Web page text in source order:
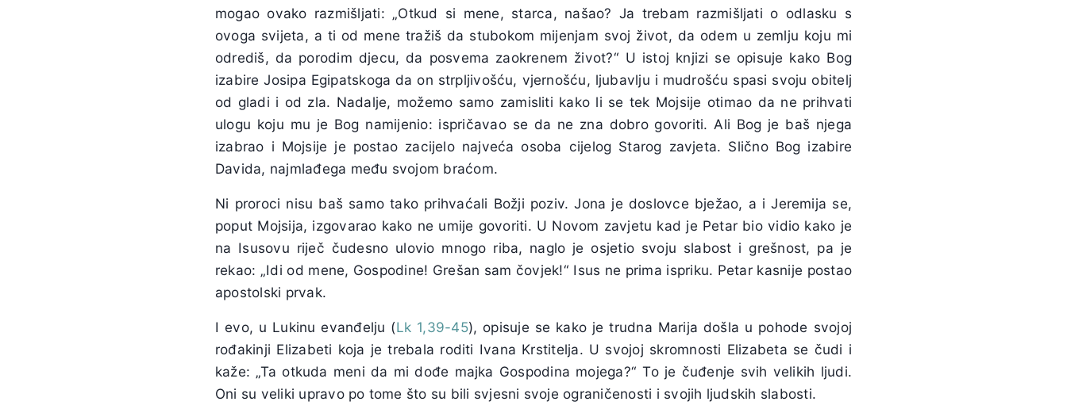
mogao ovako razmišljati: „Otkud si mene, starca, našao? Ja trebam razmišljati o odlasku s
ovoga svijeta, a ti od mene tražiš da stubokom mijenjam svoj život, da odem u zemlju koju mi
odrediš, da porodim djecu, da posvema zaokrenem život?“ U istoj knjizi se opisuje kako Bog
izabire Josipa Egipatskoga da on strpljivošću, vjernošću, ljubavlju i mudrošću spasi svoju obitelj
od gladi i od zla. Nadalje, možemo samo zamisliti kako li se tek Mojsije otimao da ne prihvati
ulogu koju mu je Bog namijenio: ispričavao se da ne zna dobro govoriti. Ali Bog je baš njega
izabrao i Mojsije je postao zacijelo najveća osoba cijelog Starog zavjeta. Slično Bog izabire
Davida, najmlađega među svojom braćom.
Ni proroci nisu baš samo tako prihvaćali Božji poziv. Jona je doslovce bježao, a i Jeremija se,
poput Mojsija, izgovarao kako ne umije govoriti. U Novom zavjetu kad je Petar bio vidio kako je
na Isusovu riječ čudesno ulovio mnogo riba, naglo je osjetio svoju slabost i grešnost, pa je
rekao: „Idi od mene, Gospodine! Grešan sam čovjek!“ Isus ne prima ispriku. Petar kasnije postao
apostolski prvak.
I evo, u Lukinu evanđelju (Lk 1,39-45), opisuje se kako je trudna Marija došla u pohode svojoj
rođakinji Elizabeti koja je trebala roditi Ivana Krstitelja. U svojoj skromnosti Elizabeta se čudi i
kaže: „Ta otkuda meni da mi dođe majka Gospodina mojega?“ To je čuđenje svih velikih ljudi.
Oni su veliki upravo po tome što su bili svjesni svoje ograničenosti i svojih ljudskih slabosti.